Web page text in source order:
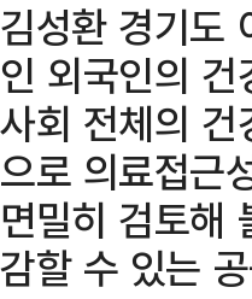
김성환 경기도
인 외국인의
사회 전체의
으로 의료접근
면밀히 검토해
감할 수 있는